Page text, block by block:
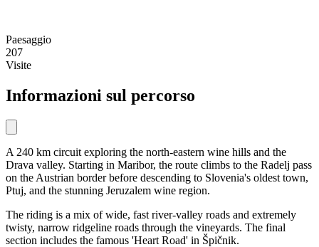
Paesaggio
207
Visite
Informazioni sul percorso
A 240 km circuit exploring the north-eastern wine hills and the
Drava valley. Starting in Maribor, the route climbs to the Radelj pass
on the Austrian border before descending to Slovenia's oldest town,
Ptuj, and the stunning Jeruzalem wine region.
The riding is a mix of wide, fast river-valley roads and extremely
twisty, narrow ridgeline roads through the vineyards. The final
section includes the famous 'Heart Road' in Špičnik.